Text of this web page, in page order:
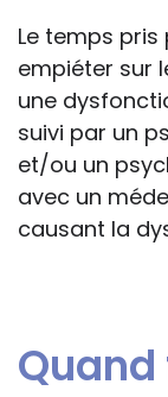
Le temps
empiéter sur
une
suivi par un
et/ou un
avec un
causant la